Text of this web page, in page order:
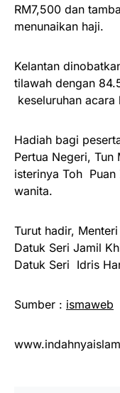
RM7,500 dan
menunaikan haji.
Kelantan
tilawah dengan
keseluruhan
Hadiah bagi
Pertua Negeri, Tun
isterinya Toh Puan
wanita.
Turut hadir,
Datuk Seri Jamil
Datuk Seri Idris
Sumber : ismaweb